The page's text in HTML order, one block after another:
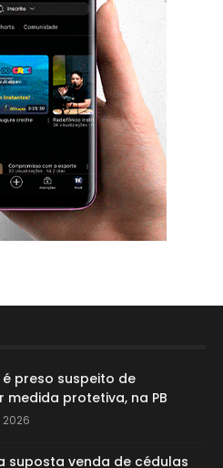
preso suspeito de
medida protetiva, na PB
suposta venda de cédulas